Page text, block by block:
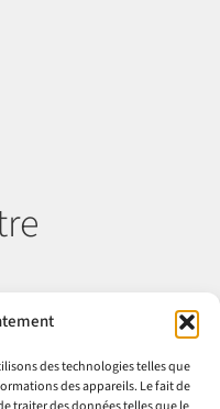
des technologies telles que
des appareils. Le fait de